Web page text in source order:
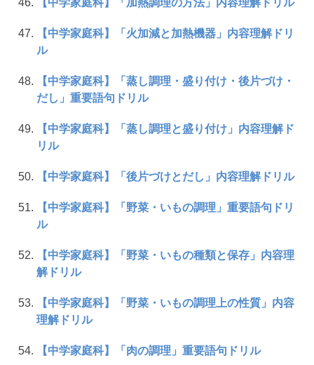
【中学家庭科】「加熱調理の方法」内容理解ドリル
【中学家庭科】「火加減と加熱機器」内容理解ドリ
ル
【中学家庭科】「蒸し調理・盛り付け・後片づけ・
だし」重要語句ドリル
【中学家庭科】「蒸し調理と盛り付け」内容理解ド
リル
【中学家庭科】「後片づけとだし」内容理解ドリル
【中学家庭科】「野菜・いもの調理」重要語句ドリ
ル
【中学家庭科】「野菜・いもの種類と保存」内容理
解ドリル
【中学家庭科】「野菜・いもの調理上の性質」内容
理解ドリル
【中学家庭科】「肉の調理」重要語句ドリル